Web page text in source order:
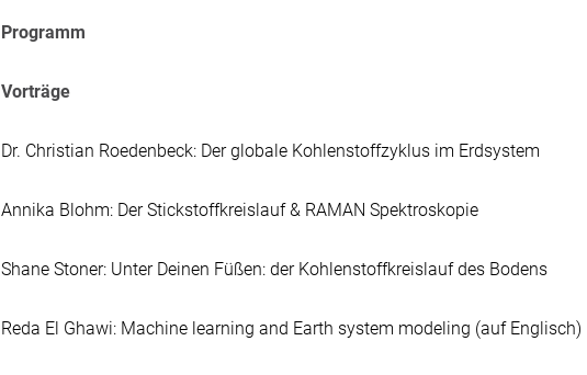
Programm
Vorträge
Dr. Christian Roedenbeck: Der globale Kohlenstoffzyklus im Erdsystem
Annika Blohm: Der Stickstoffkreislauf & RAMAN Spektroskopie
Shane Stoner: Unter Deinen Füßen: der Kohlenstoffkreislauf des Bodens
Reda El Ghawi: Machine learning and Earth system modeling (auf Englisch)